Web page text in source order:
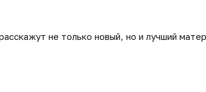
не только новый, но и лучший